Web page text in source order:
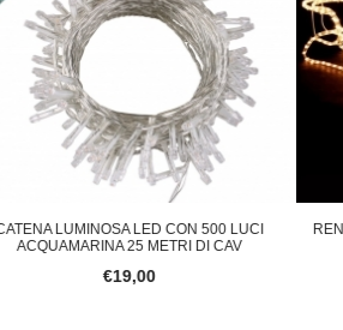
LUMINOSA LED CON 500 LUCI
ACQUAMARINA 25 METRI DI CAV
€19,00